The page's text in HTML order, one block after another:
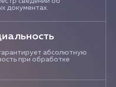
документах.
абсолютную
при обработке